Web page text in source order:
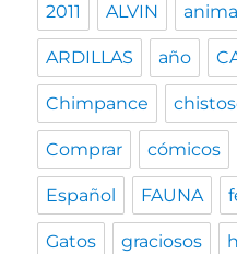
2011 ALVIN
ARDILLAS año
Chimpance
Comprar cómicos
Español FAUNA
Gatos graciosos